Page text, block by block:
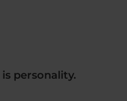
is personality.